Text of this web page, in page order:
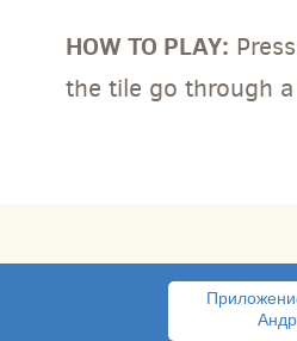
HOW TO PLAY: Press
the tile go through